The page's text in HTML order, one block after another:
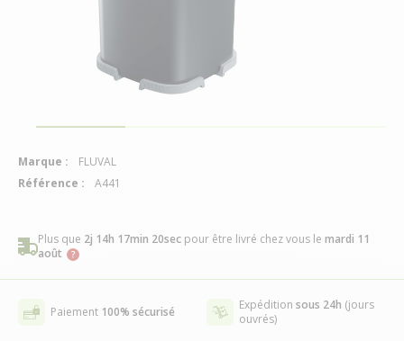
Plus que 2j 14h 17min 20sec pour être livré chez vous le mardi 11
août
Paiement 100% sécurisé Expédition sous 24h (jours
ouvrés)
Marque :
FLUVAL
Référence :
A441